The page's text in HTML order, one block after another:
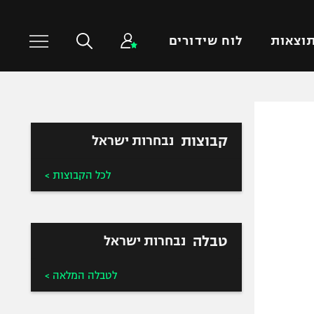
תוצאות לוח שידורים
טניס
ספורט אולימפי
UFC
קבוצות נבחרות ישראל
לכל הקבוצות >
טבלה נבחרות ישראל
לטבלה המלאה >